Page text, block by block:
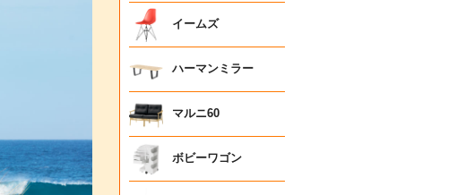
イームズ
ハーマンミラー
マルニ60
ボビーワゴン